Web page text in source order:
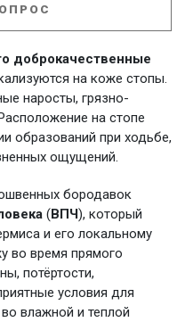
доброкачественные
на коже стопы.
наросты, грязно-
на стопе
образований при ходьбе,
ощущений.
бородавок
(ВПЧ), который
и его локальному
во время прямого
потёртости,
условия для
влажной и теплой